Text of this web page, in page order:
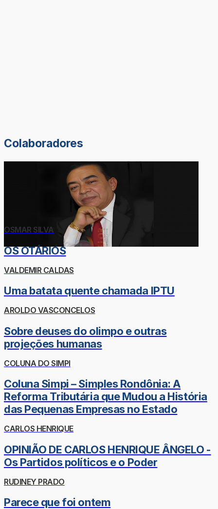
Colaboradores
OSMAR SILVA
OS OTÁRIOS
VALDEMIR CALDAS
Uma batata quente chamada IPTU
AROLDO VASCONCELOS
Sobre deuses do olimpo e outras
projeções humanas
COLUNA DO SIMPI
Coluna Simpi – Simples Rondônia: A
Reforma Tributária que Mudou a História
das Pequenas Empresas no Estado
CARLOS HENRIQUE
OPINIÃO DE CARLOS HENRIQUE ÂNGELO -
Os Partidos políticos e o Poder
RUDINEY PRADO
Parece que foi ontem